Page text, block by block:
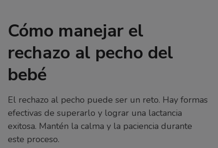
Cómo manejar el
rechazo al pecho del
bebé
El rechazo al pecho puede ser un reto. Hay formas
efectivas de superarlo y lograr una lactancia
exitosa. Mantén la calma y la paciencia durante
este proceso.